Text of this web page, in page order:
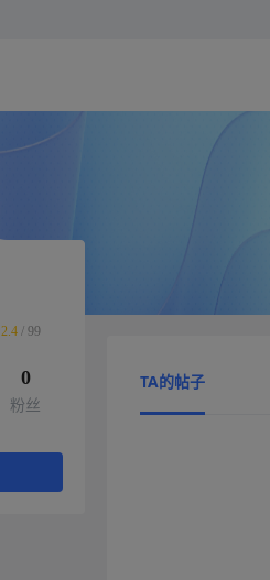
2.4 / 99
0
粉丝
TA的帖子